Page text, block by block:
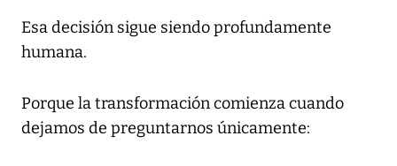
Esa decisión sigue siendo profundamente
humana.
Porque la transformación comienza cuando
dejamos de preguntarnos únicamente: